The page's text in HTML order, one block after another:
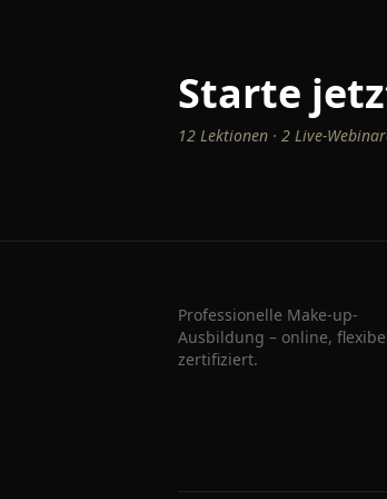
Starte
12 Lektionen · 2 Live-
Professionelle Make-up-
Ausbildung – online,
zertifiziert.